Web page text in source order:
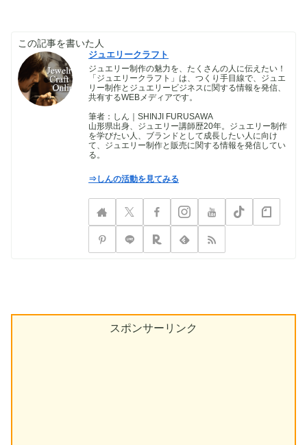
この記事を書いた人
ジュエリークラフト
ジュエリー制作の魅力を、たくさんの人に伝えたい！
「ジュエリークラフト」は、つくり手目線で、ジュエ
リー制作とジュエリービジネスに関する情報を発信、
共有するWEBメディアです。
筆者：しん｜SHINJI FURUSAWA
山形県出身、ジュエリー講師歴20年。ジュエリー制作
を学びたい人、ブランドとして成長したい人に向け
て、ジュエリー制作と販売に関する情報を発信してい
る。
⇒しんの活動を見てみる
スポンサーリンク